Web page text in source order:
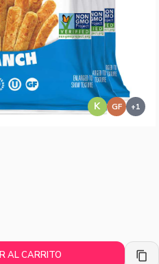
K GF
AL CARRITO